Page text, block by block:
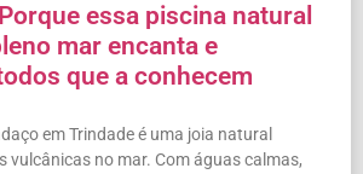
essa piscina natural
mar encanta e
que a conhecem
em Trindade é uma joia natural
vulcânicas no mar. Com águas calmas,